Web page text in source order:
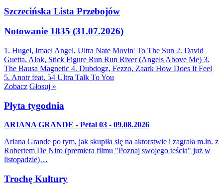
Szczecińska Lista Przebojów
Notowanie 1835 (31.07.2026)
1. Hugel, Imael Angel, Ultra Nate Movin' To The Sun 2. David
Guetta, Alok, Stick Figure Run Run River (Angels Above Me) 3.
The Bausa Magnetic 4. Dubdogz, Fezzo, Zaark How Does It Feel
5. Anotr feat. 54 Ultra Talk To You
Zobacz Głosuj »
Płyta tygodnia
ARIANA GRANDE - Petal 03 - 09.08.2026
Ariana Grande po tym, jak skupiła się na aktorstwie i zagrała m.in. z
Robertem De Niro (premiera filmu "Poznaj swojego teścia" już w
listopadzie)…
Trochę Kultury